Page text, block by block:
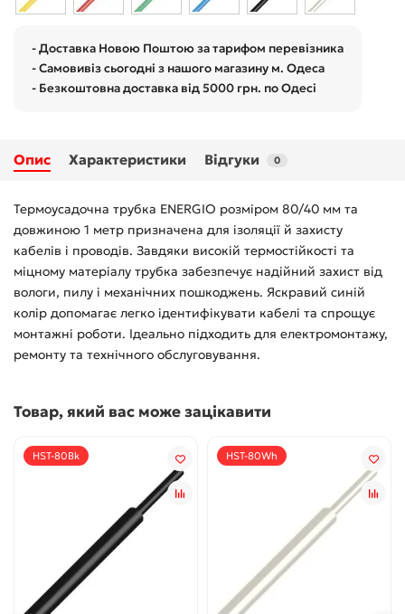
- Доставка Новою Поштою за тарифом перевізника
- Самовивіз сьогодні з нашого магазину м. Одеса
- Безкоштовна доставка від 5000 грн. по Одесі
Опис Характеристики Відгуки 0
Термоусадочна трубка ENERGIO розміром 80/40 мм та
довжиною 1 метр призначена для ізоляції й захисту
кабелів і проводів. Завдяки високій термостійкості та
міцному матеріалу трубка забезпечує надійний захист від
вологи, пилу і механічних пошкоджень. Яскравий синій
колір допомагає легко ідентифікувати кабелі та спрощує
монтажні роботи. Ідеально підходить для електромонтажу,
ремонту та технічного обслуговування.
Товар, який вас може зацікавити
HST-80Bk HST-80Wh